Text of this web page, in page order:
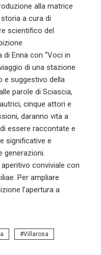
alla matrice
a cura di
scientifico del
di Enna con “Voci in
di una stazione
e suggestivo della
parole di Sciascia,
cinque attori e
daranno vita a
essere raccontate e
significative e
conviviale con
Per ampliare
l’apertura a
Villarosa